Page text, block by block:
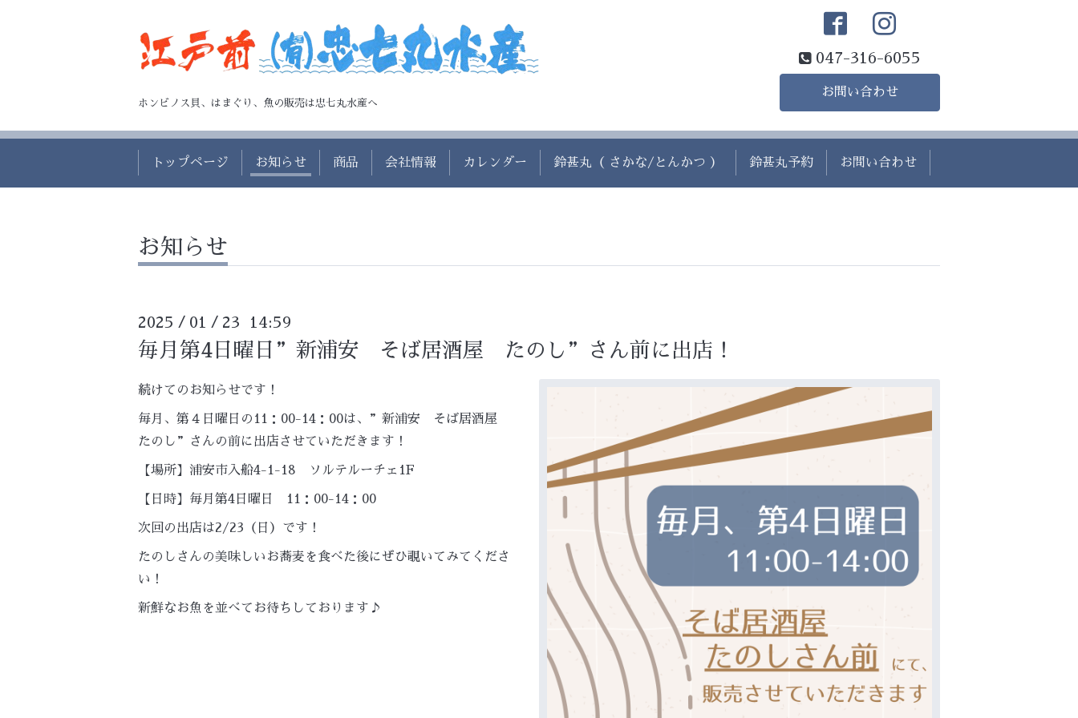
ホンビノス貝、はまぐり、魚の販売は忠七丸水産へ
047-316-6055
お問い合わせ
トップページ お知らせ 商品 会社情報 カレンダー 鈴甚丸（ さかな/とんかつ ） 鈴甚丸予約 お問い合わせ
お知らせ
2025 / 01 / 23 14:59
毎月第4日曜日”新浦安 そば居酒屋 たのし”さん前に出店！
続けてのお知らせです！
毎月、第４日曜日の11：00-14：00は、”新浦安 そば居酒屋
たのし”さんの前に出店させていただきます！
【場所】浦安市入船4-1-18 ソルテルーチェ1F
【日時】毎月第4日曜日 11：00-14：00
次回の出店は2/23（日）です！
たのしさんの美味しいお蕎麦を食べた後にぜひ覗いてみてくださ
い！
新鮮なお魚を並べてお待ちしております♪